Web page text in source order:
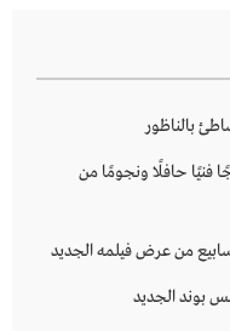
بالناظور
يكشف برنامجًا فنيًا حافلًا ونجومًا من
من عرض فيلمه الجديد
بوند الجديد